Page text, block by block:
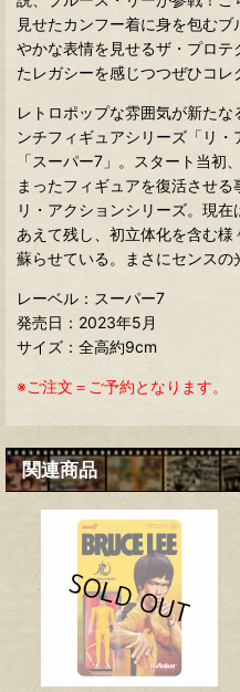
見せたカンフー着に身を包む
やかな表情を見せるザ・プロテ
たレガシーを感じつつぜひコレ
レトロポップな雰囲気が新た
ンチフィギュアシリーズ「リ
「スーパー7」。スタート当初
まったフィギュアを復活させ
リ・アクションシリーズ。現
あえて残し、初立体化を含む
蘇らせている。まさにセンスの
レーベル：スーパー7
発売日：2023年5月
サイズ：全高約9cm
※ご注文＝ご予約となります。
関連商品